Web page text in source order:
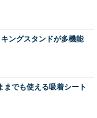
ングスタンドが多機能
でも使える吸着シート